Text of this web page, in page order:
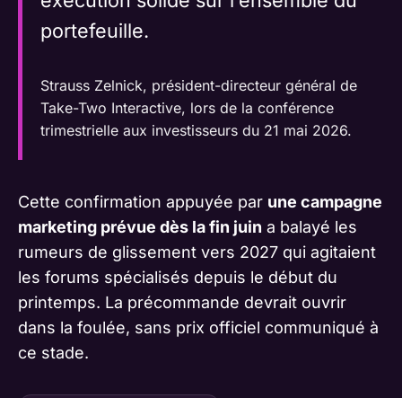
portefeuille.
Strauss Zelnick, président-directeur général de
Take-Two Interactive, lors de la conférence
trimestrielle aux investisseurs du 21 mai 2026.
Cette confirmation appuyée par une campagne
marketing prévue dès la fin juin a balayé les
rumeurs de glissement vers 2027 qui agitaient
les forums spécialisés depuis le début du
printemps. La précommande devrait ouvrir
dans la foulée, sans prix officiel communiqué à
ce stade.